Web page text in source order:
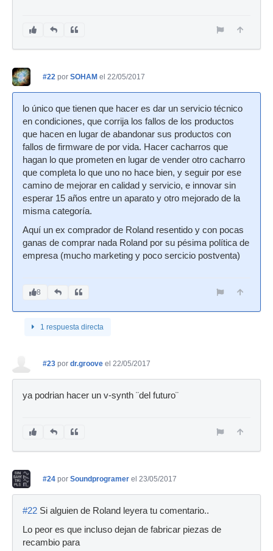
#22 por SOHAM el 22/05/2017
lo único que tienen que hacer es dar un servicio técnico
en condiciones, que corrija los fallos de los productos
que hacen en lugar de abandonar sus productos con
fallos de firmware de por vida. Hacer cacharros que
hagan lo que prometen en lugar de vender otro cacharro
que completa lo que uno no hace bien, y seguir por ese
camino de mejorar en calidad y servicio, e innovar sin
esperar 15 años entre un aparato y otro mejorado de la
misma categoría.
Aquí un ex comprador de Roland resentido y con pocas
ganas de comprar nada Roland por su pésima política de
empresa (mucho marketing y poco sercicio postventa)
8
1 respuesta directa
#23 por dr.groove el 22/05/2017
ya podrian hacer un v-synth ¨del futuro¨
#24 por Soundprogramer el 23/05/2017
#22 Si alguien de Roland leyera tu comentario..
Lo peor es que incluso dejan de fabricar piezas de
recambio para